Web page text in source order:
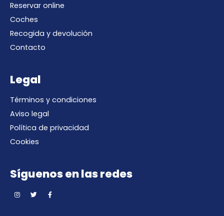
Reservar online
Coches
Recogida y devolución
Contacto
Legal
Términos y condiciones
Aviso legal
Política de privacidad
Cookies
Síguenos en las redes